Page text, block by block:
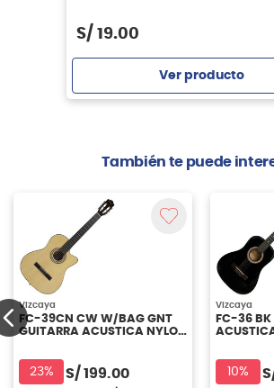
S/ 19.00
Ver producto
También te puede
Vizcaya
FC-39CN CW W/BAG GNT
GUITARRA ACUSTICA NYLON
23% S/ 199.00
Vizcaya
FC-36 BK
10%